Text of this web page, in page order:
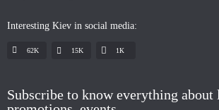
Interesting Kiev in social media:
62K 15K 1К
Subscribe to know everything about